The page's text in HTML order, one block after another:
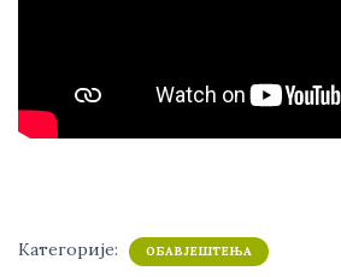
Категорије: ОБАВЈЕШТЕЊА